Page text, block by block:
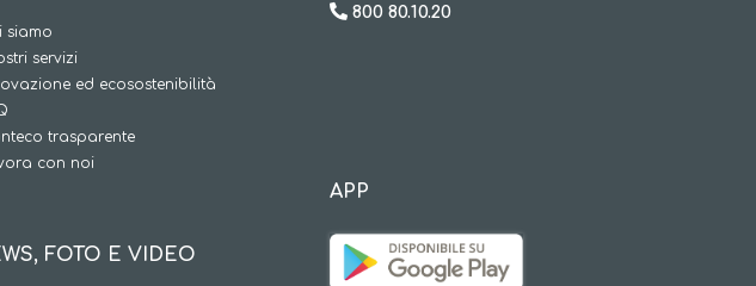
siamo
servizi
ed ecosostenibilità
trasparente
con noi
FOTO E VIDEO
800 80.10.20
APP